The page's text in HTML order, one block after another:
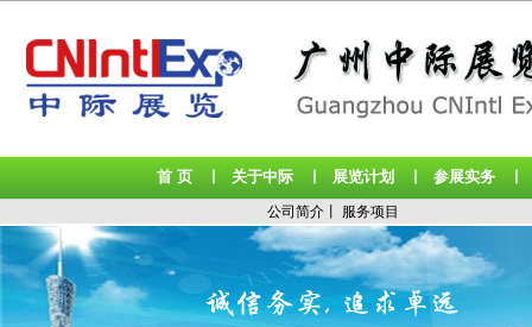
首 页 关于中际丨 展览计划 参展实务
公司简介 服务项目